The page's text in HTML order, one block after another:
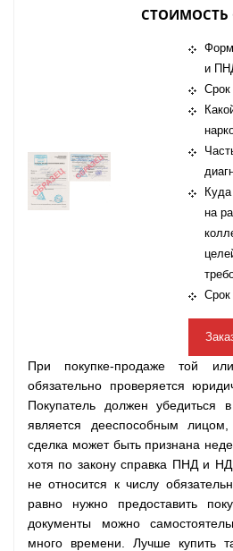
СТОИМОСТЬ
и
Срок
на
Срок
При покупке-продаже той
обязательно проверяется
Покупатель должен убедиться
является дееспособным
сделка может быть признана
хотя по закону справка ПНД и
не относится к числу
равно нужно предоставить
документы можно
много времени. Лучше купить